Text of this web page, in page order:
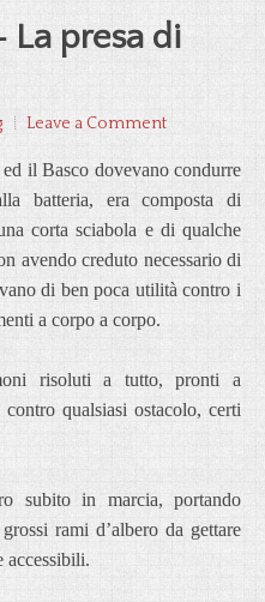
La presa di
Leave a Comment
il Basco dovevano condurre
batteria, era composta di
corta sciabola e di qualche
avendo creduto necessario di
di ben poca utilità contro i
a corpo a corpo.
risoluti a tutto, pronti a
qualsiasi ostacolo, certi
subito in marcia, portando
rami d’albero da gettare
accessibili.